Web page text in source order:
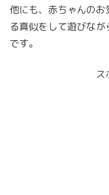
他にも、赤ちゃんの
る真似をして遊びな
です。
ス